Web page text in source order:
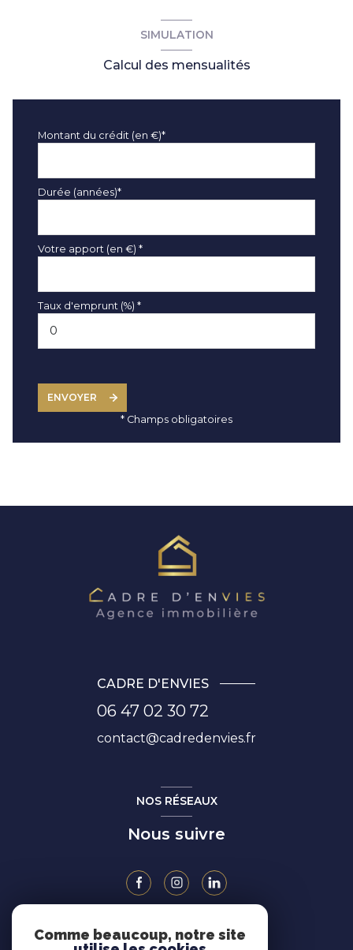
SIMULATION
Calcul des mensualités
Montant du crédit (en €)*
Durée (années)*
Votre apport (en €) *
Taux d'emprunt (%) *
ENVOYER
* Champs obligatoires
CADRE D'ENVIES
06 47 02 30 72
contact@cadredenvies.fr
NOS RÉSEAUX
Nous suivre
ADHÉRENTS
Comme beaucoup, notre site